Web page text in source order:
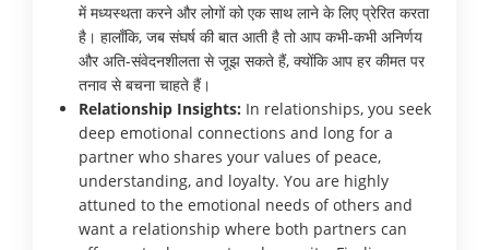
में मध्यस्थता करने और लोगों को एक साथ लाने के लिए प्रेरित करता
है। हालाँकि, जब संघर्ष की बात आती है तो आप कभी-कभी अनिर्णय
और अति-संवेदनशीलता से जूझ सकते हैं, क्योंकि आप हर कीमत पर
तनाव से बचना चाहते हैं।
Relationship Insights: In relationships, you seek
deep emotional connections and long for a
partner who shares your values of peace,
understanding, and loyalty. You are highly
attuned to the emotional needs of others and
want a relationship where both partners can